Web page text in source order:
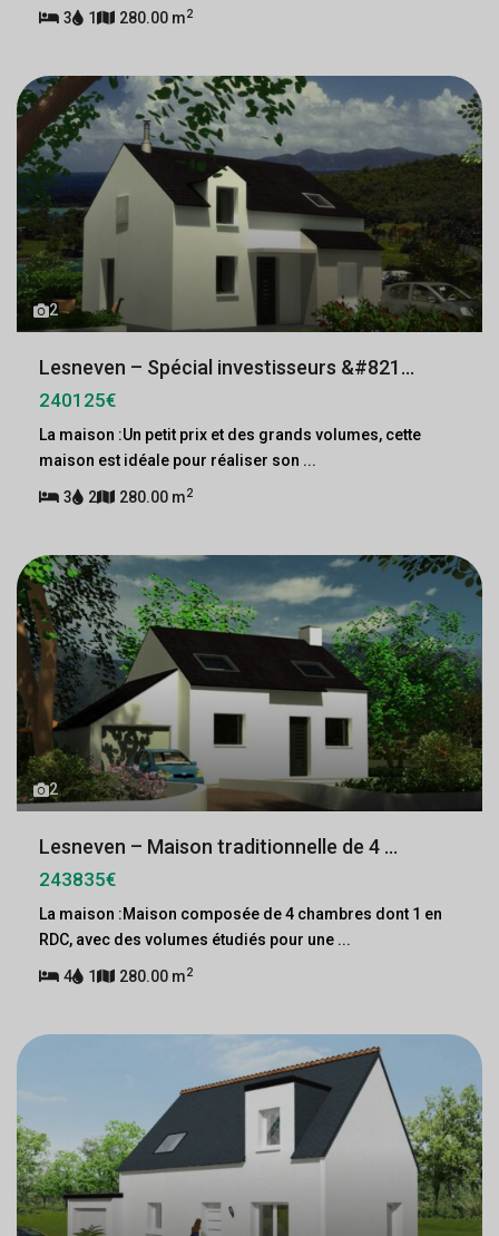
3 1 280.00 m2
2
Lesneven – Spécial investisseurs &#821...
240125€
La maison :Un petit prix et des grands volumes, cette
maison est idéale pour réaliser son ...
3 2 280.00 m2
2
Lesneven – Maison traditionnelle de 4 ...
243835€
La maison :Maison composée de 4 chambres dont 1 en
RDC, avec des volumes étudiés pour une ...
4 1 280.00 m2